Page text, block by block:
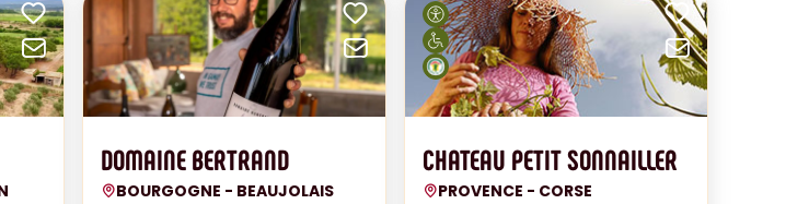
Ajouter aux favoris
Envoyer par mail
DOMAINE BERTRAND
BOURGOGNE - BEAUJOLAIS
Ajouter aux favoris
Envoyer par mail
CHATEAU PETIT SONNAILLER
PROVENCE - CORSE
Ajouter
Envoyer